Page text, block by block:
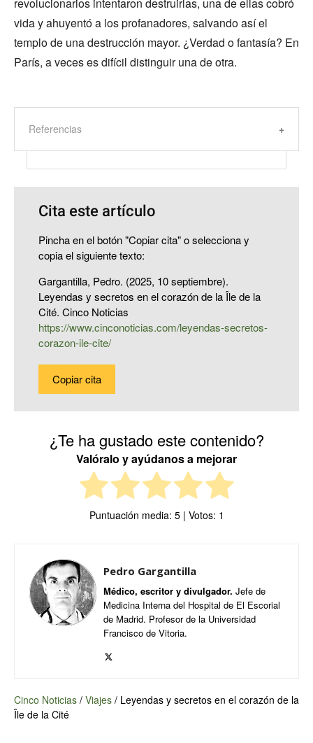
vida y ahuyentó a los profanadores, salvando así el
templo de una destrucción mayor. ¿Verdad o fantasía? En
París, a veces es difícil distinguir una de otra.
Referencias
Cita este artículo
Pincha en el botón "Copiar cita" o selecciona y
copia el siguiente texto:
Gargantilla, Pedro. (2025, 10 septiembre).
Leyendas y secretos en el corazón de la Île de la
Cité. Cinco Noticias
https://www.cinconoticias.com/leyendas-secretos-
corazon-ile-cite/
Copiar cita
¿Te ha gustado este contenido?
Valóralo y ayúdanos a mejorar
Puntuación media: 5| Votos: 1
Pedro Gargantilla
Médico, escritor y divulgador. Jefe de
Medicina Interna del Hospital de El Escorial
de Madrid. Profesor de la Universidad
Francisco de Vitoria.
Cinco Noticias / Viajes / Leyendas y secretos en el corazón de la
Île de la Cité